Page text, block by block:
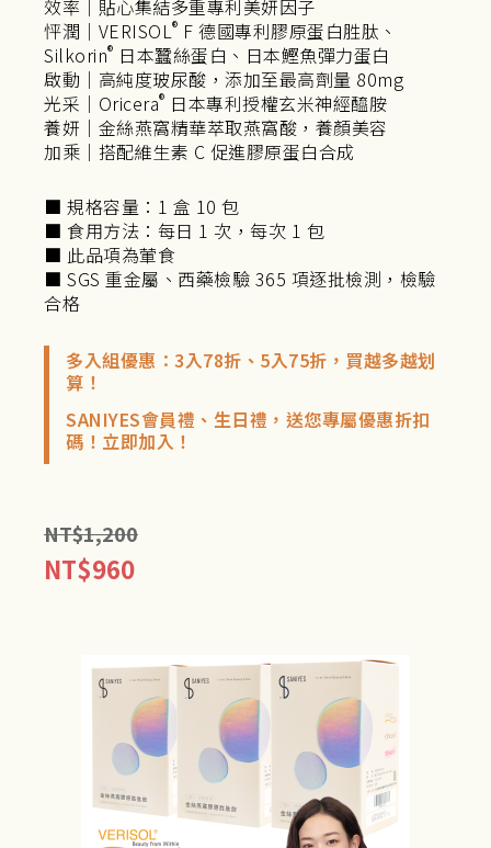
效率｜貼心集結多重專利美妍因子
怦潤｜VERISOL ® F 德國專利膠原蛋白胜肽、
Silkorin® 日本蠶絲蛋白、日本鰹魚彈力蛋白
啟動｜高純度玻尿酸，添加至最高劑量 80mg
光采｜Oricera® 日本專利授權玄米神經醯胺
養妍｜金絲燕窩精華萃取燕窩酸，養顏美容
加乘｜搭配維生素 C 促進膠原蛋白合成
■ 規格容量：1 盒 10 包
■ 食用方法：每日 1 次，每次 1 包
■ 此品項為葷食
■ SGS 重金屬、西藥檢驗 365 項逐批檢測，檢驗
合格
多入組優惠：3入78折、5入75折，買越多越划
算！
SANIYES會員禮、生日禮，送您專屬優惠折扣
碼！立即加入！
NT$1,200
NT$960